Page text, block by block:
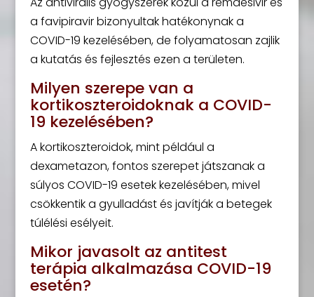
a favipiravir bizonyultak hatékonynak a
COVID-19 kezelésében, de folyamatosan zajlik
a kutatás és fejlesztés ezen a területen.
Milyen szerepe van a
kortikoszteroidoknak a COVID-
19 kezelésében?
A kortikoszteroidok, mint például a
dexametazon, fontos szerepet játszanak a
súlyos COVID-19 esetek kezelésében, mivel
csökkentik a gyulladást és javítják a betegek
túlélési esélyeit.
Mikor javasolt az antitest
terápia alkalmazása COVID-19
esetén?